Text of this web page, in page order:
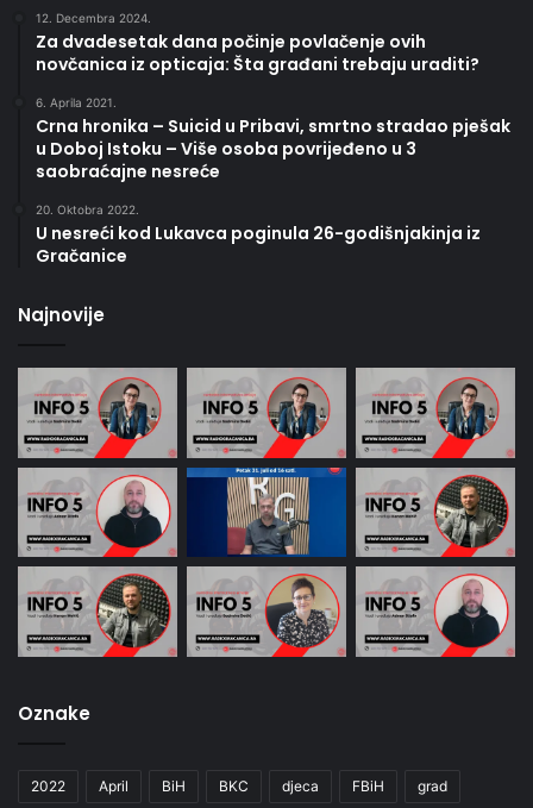
12. Decembra 2024.
Za dvadesetak dana počinje povlačenje ovih
novčanica iz opticaja: Šta građani trebaju uraditi?
6. Aprila 2021.
Crna hronika – Suicid u Pribavi, smrtno stradao pješak
u Doboj Istoku – Više osoba povrijeđeno u 3
saobraćajne nesreće
20. Oktobra 2022.
U nesreći kod Lukavca poginula 26-godišnjakinja iz
Gračanice
Najnovije
Oznake
2022 April BiH BKC djeca FBiH grad